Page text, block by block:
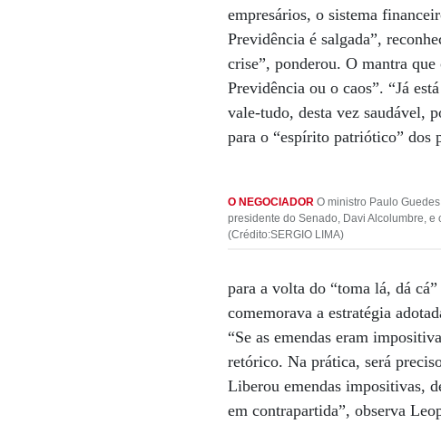
empresários, o sistema
Previdência é salgada”,
crise”, ponderou. O mantra
Previdência ou o caos”. “Já
vale-tudo, desta vez saudável,
para o “espírito patriótico” dos
O NEGOCIADOR O ministro Paulo
presidente do Senado, Davi Alcolumbre, e
(Crédito:SERGIO LIMA)
para a volta do “toma lá, dá
comemorava a estratégia
“Se as emendas eram
retórico. Na prática, será
Liberou emendas impositivas,
em contrapartida”, observa